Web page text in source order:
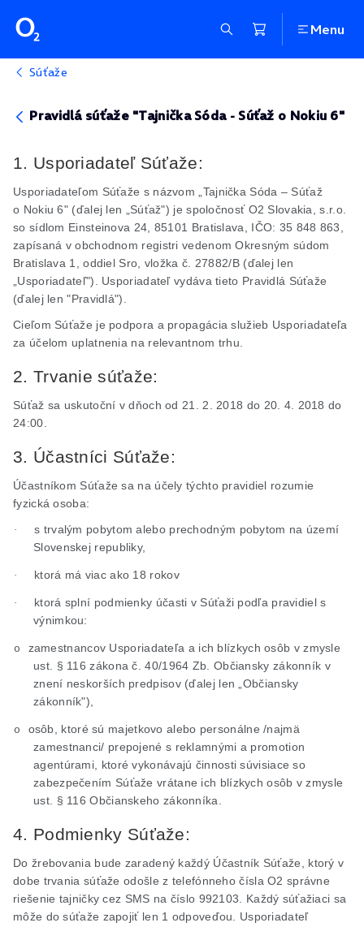
Menu
Súťaže
Pravidlá súťaže "Tajnička Sóda - Súťaž o Nokiu 6"
1. Usporiadateľ Súťaže:
Usporiadateľom Súťaže s názvom „Tajnička Sóda – Súťaž
o Nokiu 6" (ďalej len „Súťaž") je spoločnosť O2 Slovakia,s.r.o.
so sídlom Einsteinova 24, 85101 Bratislava, IČO: 35 848 863,
zapísaná v obchodnom registri vedenom Okresným súdom
Bratislava 1, oddiel Sro , vložka č. 27882/B (ďalej len
„Usporiadateľ"). Usporiadateľ vydáva tieto Pravidlá Súťaže
(ďalej len "Pravidlá").
Cieľom Súťaže je podpora a propagácia služieb Usporiadateľa
za účelom uplatnenia na relevantnom trhu.
2. Trvanie súťaže:
Súťaž sa uskutoční v dňoch od 21. 2. 2018 do 20. 4. 2018 do
24:00.
3. Účastníci Súťaže:
Účastníkom Súťaže sa na účely týchto pravidiel rozumie
fyzická osoba:
·
s trvalým pobytom alebo prechodným pobytom na území
Slovenskej republiky,
· ktorá má viac ako 18 rokov
·
ktorá splní podmienky účasti v Súťaži podľa pravidiel s
výnimkou:
o
zamestnancov Usporiadateľa a ich blízkych osôb v zmysle
ust. § 116 zákona č. 40/1964 Zb. Občiansky zákonník v
znení neskorších predpisov (ďalej len „Občiansky
zákonník"),
o
osôb, ktoré sú majetkovo alebo personálne /najmä
zamestnanci/ prepojené s reklamnými a promotion
agentúrami, ktoré vykonávajú činnosti súvisiace so
zabezpečením Súťaže vrátane ich blízkych osôb v zmysle
ust. § 116 Občianskeho zákonníka.
4. Podmienky Súťaže:
Do žrebovania bude zaradený každý Účastník Súťaže, ktorý v
dobe trvania súťaže odošle z telefónneho čísla O2 správne
riešenie tajničky cez SMS na číslo 992103. Každý súťažiaci sa
môže do súťaže zapojiť len 1 odpoveďou. Usporiadateľ